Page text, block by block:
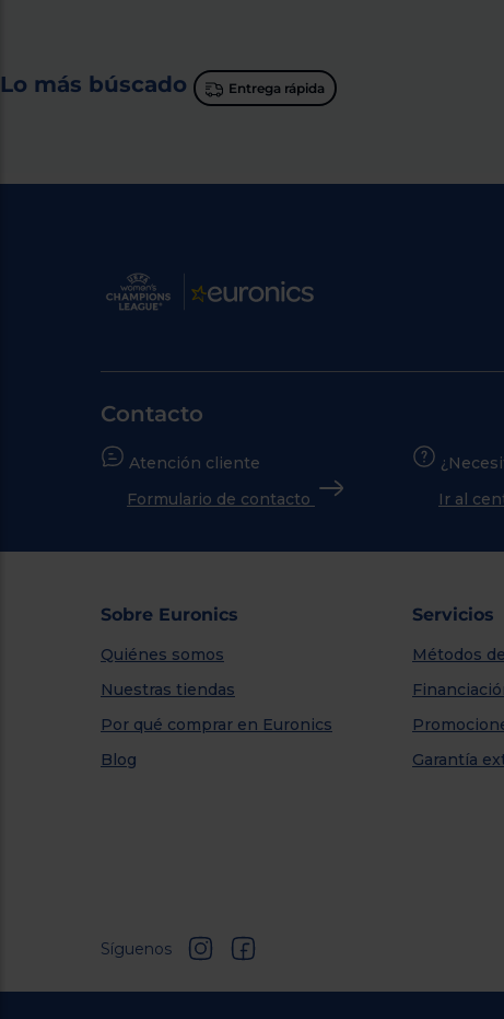
Lo más búscado Entrega rápida
Contacto
Atención cliente
Formulario de contacto
Ir al
Sobre Euronics
Quiénes somos
Nuestras tiendas
Por qué comprar en Euronics
Blog
Servicios
Métodos
Garantía
Síguenos